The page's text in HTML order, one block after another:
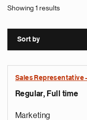
Showing 1 results
Sort by
Sales Representative
Regular, Full time
Marketing